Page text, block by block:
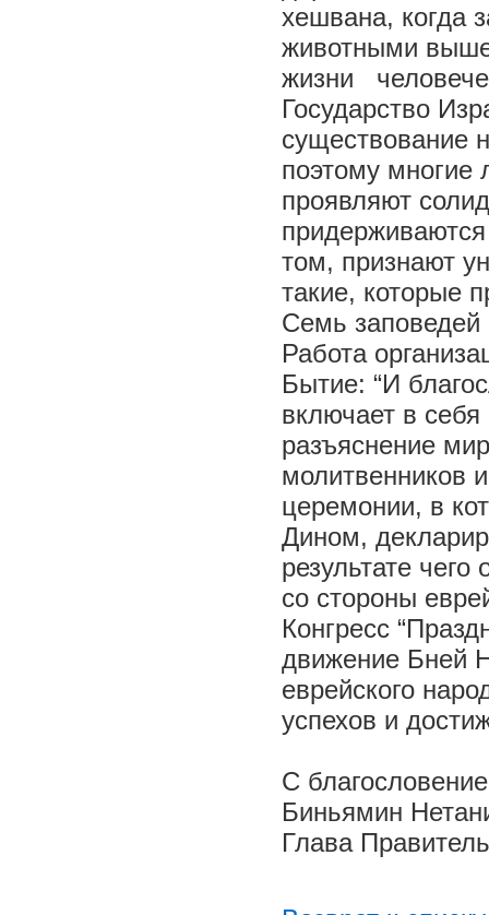
хешвана, когда
животными
жизни
Государство
существование
поэтому
проявляют
том, признают
такие, которые
Семь заповедей
Работа
Бытие: “И
включает в
разъяснение
молитвенников
церемонии, в
Дином,
результате
со стороны
Конгресс
движение Бней
еврейского
успехов и
С
Биньямин
Глава